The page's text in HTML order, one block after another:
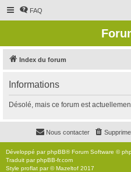
FAQ
Index du forum
Informations
Désolé, mais ce forum est
Nous contacter
Développé parphpBB® Forum Software ©
Traduit parphpBB-fr.com
Style proflat par ©Mazeltof 2017